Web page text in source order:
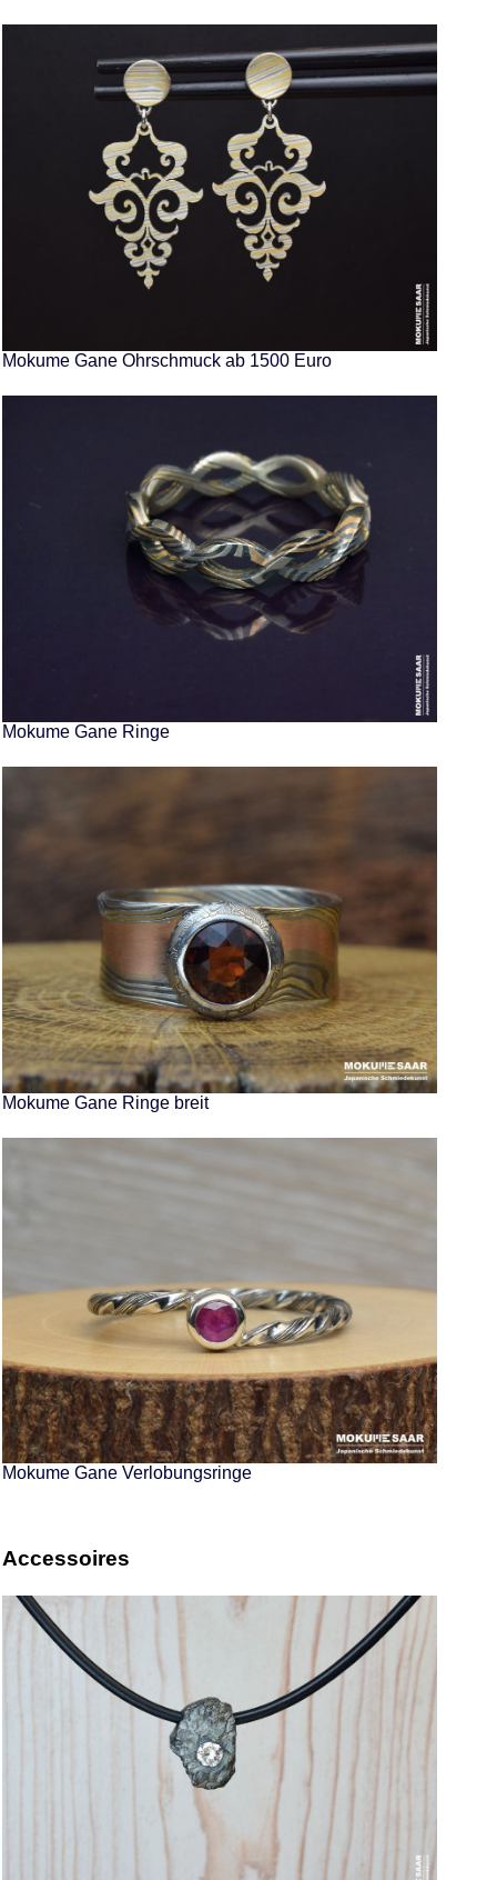
Mokume Gane Ohrschmuck ab 1500 Euro
Mokume Gane Ringe
Mokume Gane Ringe breit
Mokume Gane Verlobungsringe
Accessoires